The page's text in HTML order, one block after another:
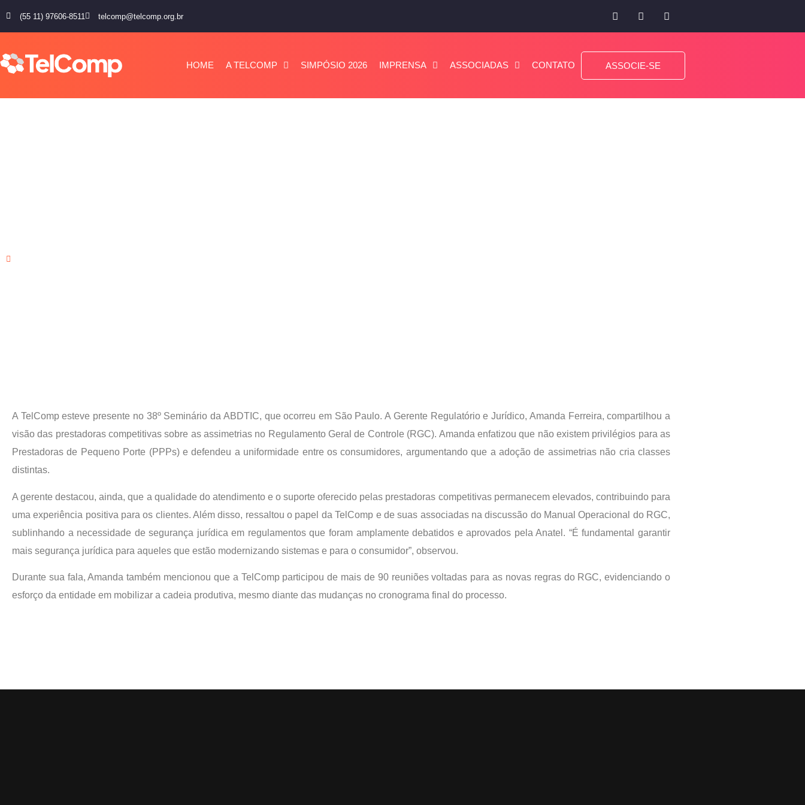
(55 11) 97606-8511 telcomp@telcomp.org.br
HOME A TELCOMP SIMPÓSIO 2026 IMPRENSA ASSOCIADAS CONTATO ASSOCIE-SE
A TelComp esteve presente no 38º Seminário da ABDTIC, que ocorreu em São Paulo. A Gerente Regulatório e Jurídico, Amanda Ferreira, compartilhou a
visão das prestadoras competitivas sobre as assimetrias no Regulamento Geral de Controle (RGC). Amanda enfatizou que não existem privilégios para as
Prestadoras de Pequeno Porte (PPPs) e defendeu a uniformidade entre os consumidores, argumentando que a adoção de assimetrias não cria classes
distintas.
A gerente destacou, ainda, que a qualidade do atendimento e o suporte oferecido pelas prestadoras competitivas permanecem elevados, contribuindo para
uma experiência positiva para os clientes. Além disso, ressaltou o papel da TelComp e de suas associadas na discussão do Manual Operacional do RGC,
sublinhando a necessidade de segurança jurídica em regulamentos que foram amplamente debatidos e aprovados pela Anatel. “É fundamental garantir
mais segurança jurídica para aqueles que estão modernizando sistemas e para o consumidor”, observou.
Durante sua fala, Amanda também mencionou que a TelComp participou de mais de 90 reuniões voltadas para as novas regras do RGC, evidenciando o
esforço da entidade em mobilizar a cadeia produtiva, mesmo diante das mudanças no cronograma final do processo.